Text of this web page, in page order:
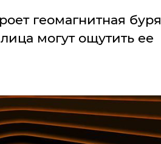
геомагнитная буря
могут ощутить ее